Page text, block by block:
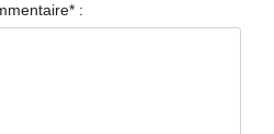
: